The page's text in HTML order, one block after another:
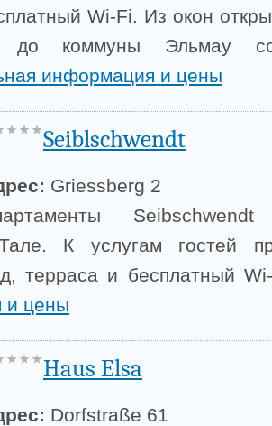
Wi-Fi. Из окон
до коммуны Эльмау
информация и цены
Seiblschwendt
Griessberg 2
Тале. К услугам гостей
терраса и бесплатный
и цены
Haus Elsa
Dorfstraße 61